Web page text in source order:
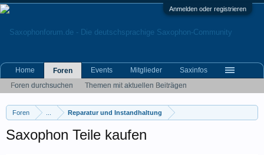
Anmelden oder registrieren
Foren Reparatur und Instandhaltung
Saxophon Teile kaufen
Home
Foren
Foren durchsuchen
Themen mit aktuellen Beiträgen
Events Mitglieder Saxinfos